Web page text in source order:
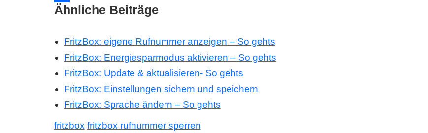
Teilen
Ähnliche Beiträge
FritzBox: eigene Rufnummer anzeigen – So gehts
FritzBox: Energiesparmodus aktivieren – So gehts
FritzBox: Update & aktualisieren- So gehts
FritzBox: Einstellungen sichern und speichern
FritzBox: Sprache ändern – So gehts
fritzbox fritzbox rufnummer sperren